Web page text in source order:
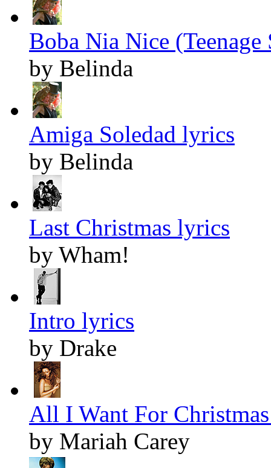
Boba Nia Nice
by Belinda
Amiga Soledad lyrics
by Belinda
Last Christmas lyrics
by Wham!
Intro lyrics
by Drake
All I Want For
by Mariah Carey